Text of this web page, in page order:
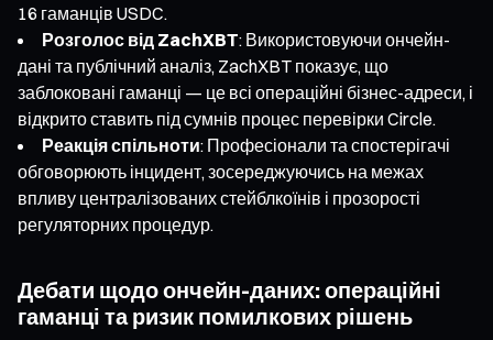
16 гаманців USDC.
Розголос від ZachXBT: Використовуючи ончейн-
дані та публічний аналіз, ZachXBT показує, що
заблоковані гаманці — це всі операційні бізнес-адреси, і
відкрито ставить під сумнів процес перевірки Circle.
Реакція спільноти: Професіонали та спостерігачі
обговорюють інцидент, зосереджуючись на межах
впливу централізованих стейблкоїнів і прозорості
регуляторних процедур.
Дебати щодо ончейн-даних: операційні
гаманці та ризик помилкових рішень